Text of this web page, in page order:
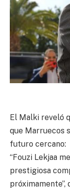
El Malki reveló
que Marruecos
futuro cercano:
“Fouzi Lekjaa
prestigiosa